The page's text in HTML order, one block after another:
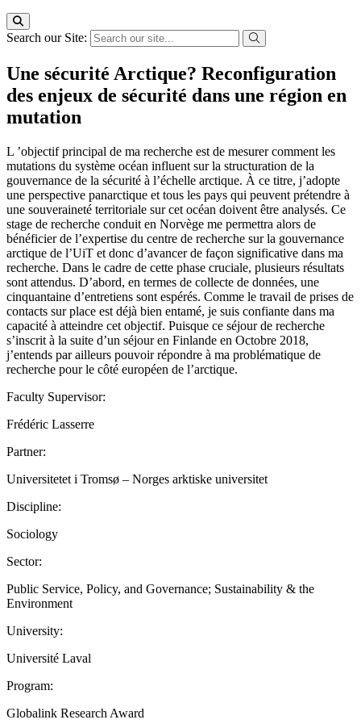
Search our Site:
Une sécurité Arctique? Reconfiguration
des enjeux de sécurité dans une région en
mutation
L ’objectif principal de ma recherche est de mesurer comment les
mutations du système océan influent sur la structuration de la
gouvernance de la sécurité à l’échelle arctique. À ce titre, j’adopte
une perspective panarctique et tous les pays qui peuvent prétendre à
une souveraineté territoriale sur cet océan doivent être analysés. Ce
stage de recherche conduit en Norvège me permettra alors de
bénéficier de l’expertise du centre de recherche sur la gouvernance
arctique de l’UiT et donc d’avancer de façon significative dans ma
recherche. Dans le cadre de cette phase cruciale, plusieurs résultats
sont attendus. D’abord, en termes de collecte de données, une
cinquantaine d’entretiens sont espérés. Comme le travail de prises de
contacts sur place est déjà bien entamé, je suis confiante dans ma
capacité à atteindre cet objectif. Puisque ce séjour de recherche
s’inscrit à la suite d’un séjour en Finlande en Octobre 2018,
j’entends par ailleurs pouvoir répondre à ma problématique de
recherche pour le côté européen de l’arctique.
Faculty Supervisor:
Frédéric Lasserre
Partner:
Universitetet i Tromsø – Norges arktiske universitet
Discipline:
Sociology
Sector:
Public Service, Policy, and Governance; Sustainability & the
Environment
University:
Université Laval
Program:
Globalink Research Award